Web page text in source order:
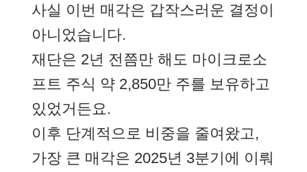
사실 이번 매각은 갑작스러운 결정이
아니었습니다.
재단은 2년 전쯤만 해도 마이크로소
프트 주식 약 2,850만 주를 보유하고
있었거든요.
이후 단계적으로 비중을 줄여왔고,
가장 큰 매각은 2025년 3분기에 이뤄